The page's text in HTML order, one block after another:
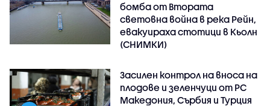
бомба от Втората
световна война в река Рейн,
евакуираха стотици в Кьолн
(СНИМКИ)
Засилен контрол на вноса на
плодове и зеленчуци от РС
Македония, Сърбия и Турция